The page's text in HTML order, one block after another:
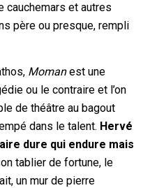
cauchemars et autres
père ou presque, rempli
Momanest une
ou le contraire et l’on
de théâtre au bagout
dans le talent. Hervé
dure qui endure mais
tablier de fortune, le
un mur de pierre